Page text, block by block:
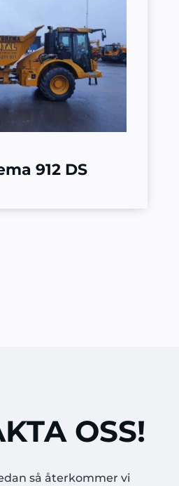
912 DS
OSS!
så återkommer vi